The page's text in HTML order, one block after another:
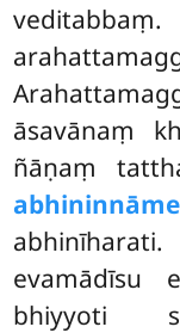
veditabbaṃ.
āsavānaṃ
ñāṇaṃ
evamādīsu
bhiyyoti